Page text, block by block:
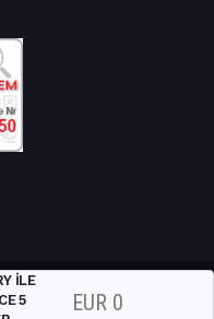
ILE
5
EUR 0
Right Reserved